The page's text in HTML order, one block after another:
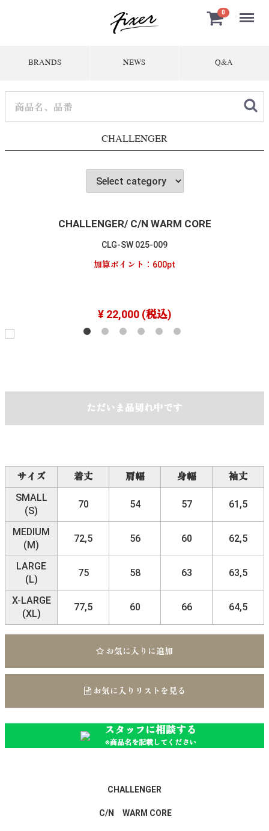
0 Menu
BRANDS NEWS Q&A
CHALLENGER
CHALLENGER/ C/N WARM CORE
CLG-SW 025-009
加算ポイント： 600pt
¥ 22,000(税込)
ただいま品切れ中です
サイズ 着丈 肩幅 身幅
袖丈
SMALL
(S)
70 54 57 61,5
MEDIUM
(M)
72,5 56 60 62,5
LARGE
(L)
75 58 63 63,5
X-LARGE
(XL)
77,5 60 66 64,5
お気に入りに追加
お気に入りリストを見る
スタッフに相談する
※商品名を記載してください
CHALLENGER
C/N WARM CORE